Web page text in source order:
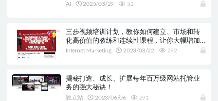
AI 2025/03/29 52
三步视频培训计划，教你如何建立、市场和转
化高价值的教练和连续性课程，让你大幅增加
收入！
Internet Marketing 2023/08/22 292
揭秘打造、成长、扩展每年百万级网站托管业
务的强大秘诀！
独立站 2023/06/06 291